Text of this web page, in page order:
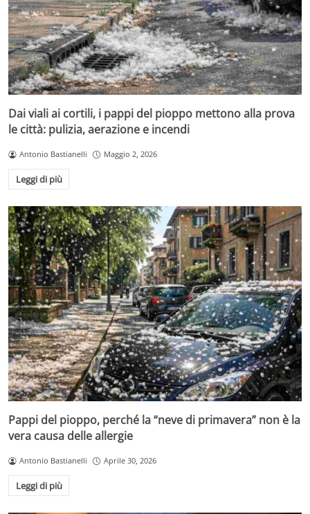
Dai viali ai cortili, i pappi del pioppo mettono alla prova
le città: pulizia, aerazione e incendi
Antonio Bastianelli Maggio 2, 2026
Leggi di più
Pappi del pioppo, perché la “neve di primavera” non è la
vera causa delle allergie
Antonio Bastianelli Aprile 30, 2026
Leggi di più